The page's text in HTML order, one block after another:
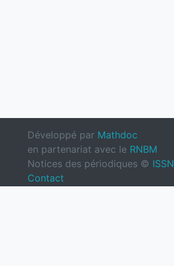
Développé par Mathdoc
en partenariat avec le RNBM
Notices des périodiques © ISSN
Contact